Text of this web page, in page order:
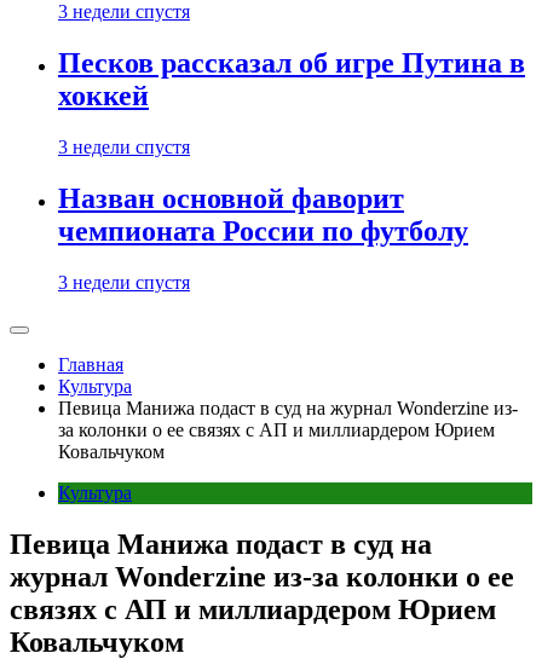
3 недели спустя
Песков рассказал об игре Путина в
хоккей
3 недели спустя
Назван основной фаворит
чемпионата России по футболу
3 недели спустя
Главная
Культура
Певица Манижа подаст в суд на журнал Wonderzine из-
за колонки о ее связях с АП и миллиардером Юрием
Ковальчуком
Культура
Певица Манижа подаст в суд на
журнал Wonderzine из-за колонки о ее
связях с АП и миллиардером Юрием
Ковальчуком